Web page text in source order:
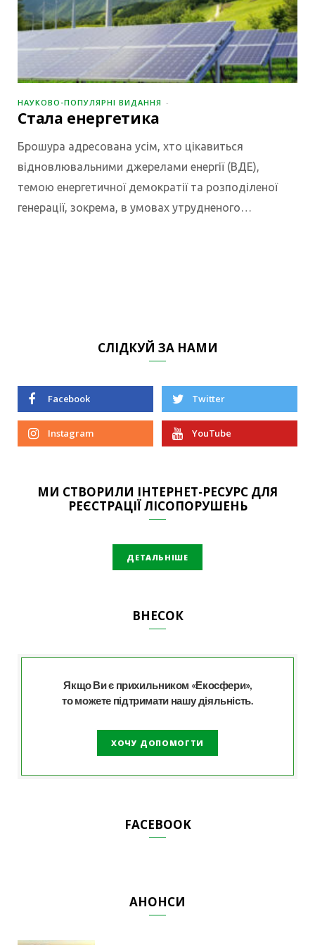
НАУКОВО-ПОПУЛЯРНІ ВИДАННЯ
Стала енергетика
Брошура адресована усім, хто цікавиться
відновлювальними джерелами енергії (ВДЕ),
темою енергетичної демократії та розподіленої
генерації, зокрема, в умовах утрудненого…
СЛІДКУЙ ЗА НАМИ
Facebook Twitter
Instagram YouTube
МИ СТВОРИЛИ ІНТЕРНЕТ-РЕСУРС ДЛЯ
РЕЄСТРАЦІЇ ЛІСОПОРУШЕНЬ
ДЕТАЛЬНІШЕ
ВНЕСОК
Якщо Ви є прихильником «Екосфери»,
то можете підтримати нашу діяльність.
ХОЧУ ДОПОМОГТИ
FACEBOOK
АНОНСИ